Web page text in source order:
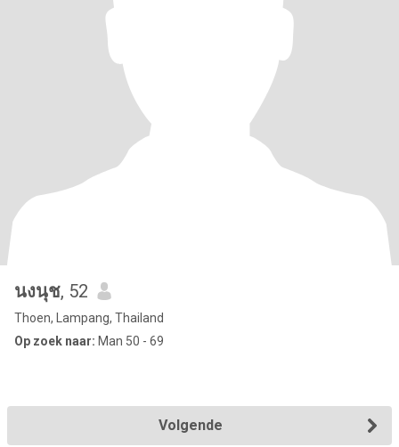
นงนุช, 52
Thoen, Lampang, Thailand
Op zoek naar: Man 50 - 69
Volgende